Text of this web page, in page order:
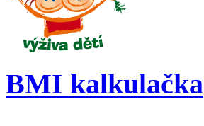
BMI kalkulačka